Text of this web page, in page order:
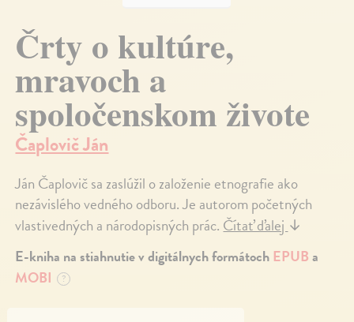
Črty o kultúre,
mravoch a
spoločenskom živote
Čaplovič Ján
Ján Čaplovič sa zaslúžil o založenie etnografie ako
nezávislého vedného odboru. Je autorom početných
vlastivedných a národopisných prác.Čítať ďalej↓
E-kniha na stiahnutie v digitálnych formátochEPUBa
MOBI
?